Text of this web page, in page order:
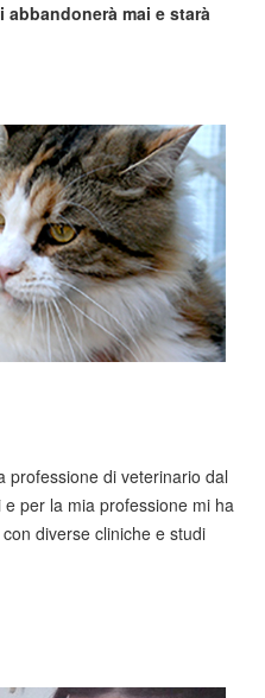
abbandonerà mai e starà
professione di veterinario dal
per la mia professione mi ha
diverse cliniche e studi